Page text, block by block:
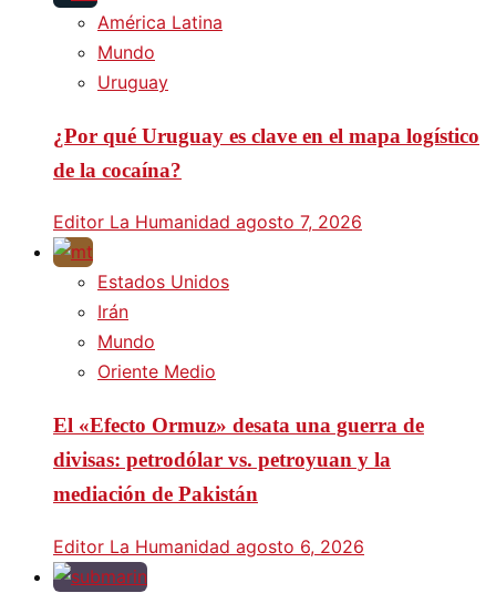
América Latina
Mundo
Uruguay
¿Por qué Uruguay es clave en el mapa logístico
de la cocaína?
Editor La Humanidad agosto 7, 2026
Estados Unidos
Irán
Mundo
Oriente Medio
El «Efecto Ormuz» desata una guerra de
divisas: petrodólar vs. petroyuan y la
mediación de Pakistán
Editor La Humanidad agosto 6, 2026